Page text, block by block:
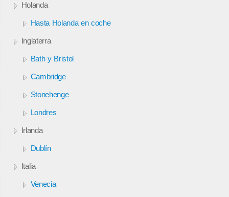
Holanda
Hasta Holanda en coche
Inglaterra
Bath y Bristol
Cambridge
Stonehenge
Londres
Irlanda
Dublín
Italia
Venecia